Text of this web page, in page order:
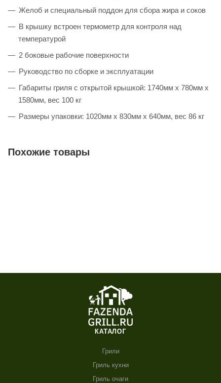
Желоб и специальный поддон для сбора жира и соков
В крышку встроен термометр для контроля над
температурой
2 боковые рабочие поверхности
Руководство по сборке и эксплуатации
Габариты гриля с открытой крышкой: 1740мм х 780мм х
1580мм, вес 100 кг
Размеры упаковки: 1020мм х 830мм х 640мм, вес 86 кг
Похожие товары
КАТАЛОГ
Грили
Гриль кухни
Гриль очаги